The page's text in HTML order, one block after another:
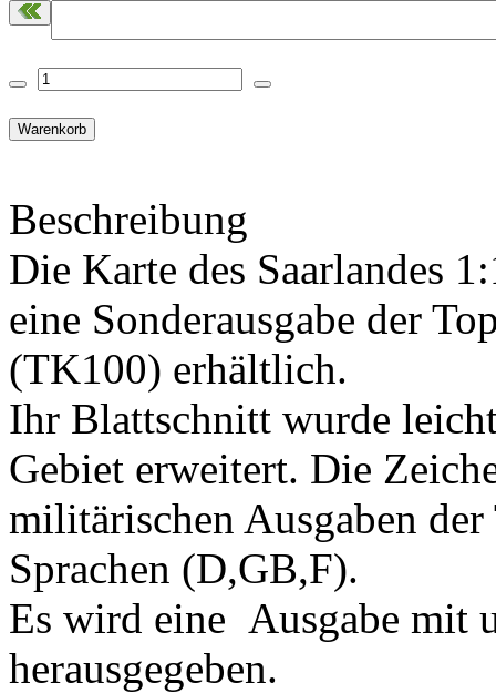
Beschreibung
Die Karte des Saarlandes
eine Sonderausgabe der
(TK100) erhältlich.
Ihr Blattschnitt wurde
Gebiet erweitert. Die
militärischen Ausgaben
Sprachen (D,GB,F).
Es wird eine Ausgabe mit
herausgegeben.